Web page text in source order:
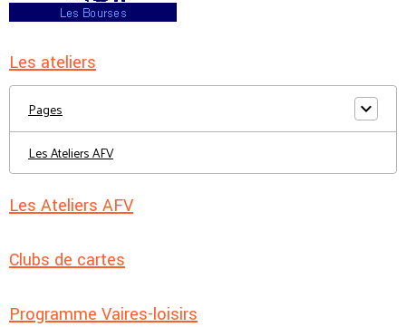
Les ateliers
Pages
Les Ateliers AFV
Les Ateliers AFV
Clubs de cartes
Programme Vaires-loisirs